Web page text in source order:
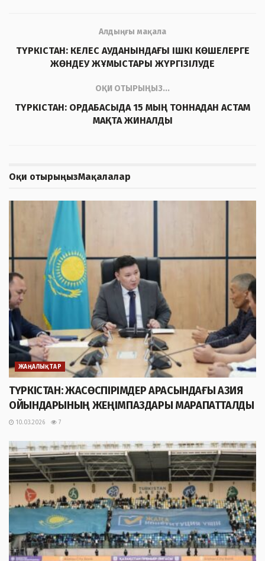
Алдыңғы мақала
ТҮРКІСТАН: КЕЛЕС АУДАНЫНДАҒЫ ІШКІ КӨШЕЛЕРГЕ
ЖӨНДЕУ ЖҰМЫСТАРЫ ЖҮРГІЗІЛУДЕ
ОҚИ ОТЫРЫҢЫЗ...
ТҮРКІСТАН: ОРДАБАСЫДА 15 МЫҢ ТОННАДАН АСТАМ
МАҚТА ЖИНАЛДЫ
Оқи отырыңызМақалалар
ЖАҢАЛЫҚТАР
ТҮРКІСТАН: ЖАСӨСПІРІМДЕР АРАСЫНДАҒЫ АЗИЯ
ОЙЫНДАРЫНЫҢ ЖЕҢІМПАЗДАРЫ МАРАПАТТАЛДЫ
10.03.2026 7